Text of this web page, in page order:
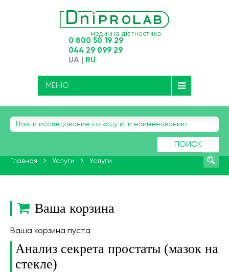
0 800 50 19 29
044 29 099 29
UA RU
МЕНЮ
ПОИСК
Главная Услуги Услуги
Ваша корзина
Ваша корзина пуста
Анализ секрета простаты (мазок на
стекле)